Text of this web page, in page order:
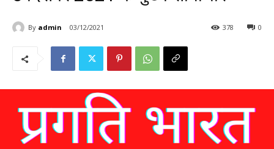
By admin 03/12/2021 0
378